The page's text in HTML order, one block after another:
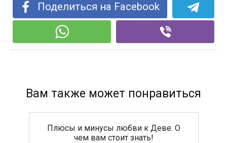
Поделиться на Facebook
Вам также может понравиться
Плюсы и минусы любви к Деве. О
чем вам стоит знать!